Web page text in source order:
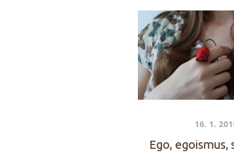
16. 1.
Ego, egoismus,